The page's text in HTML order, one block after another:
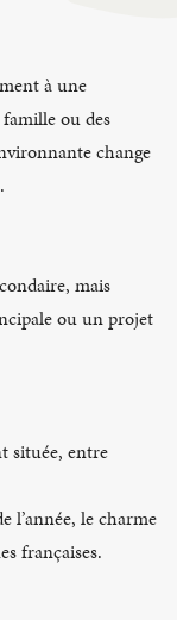
à une
ou des
change
mais
ou un projet
située, entre
l’année, le charme
françaises.